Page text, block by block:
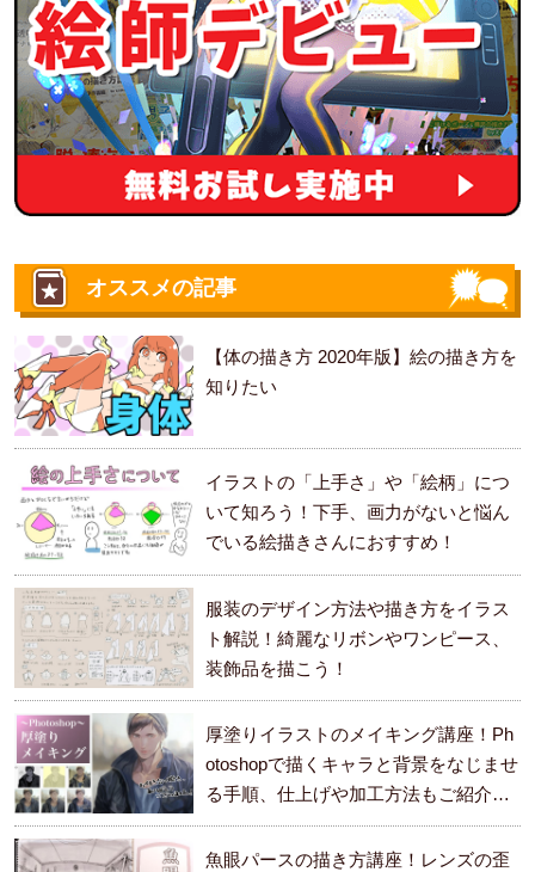
オススメの記事
【体の描き方 2020年版】絵の描き方を
知りたい
イラストの「上手さ」や「絵柄」につ
いて知ろう！下手、画力がないと悩ん
でいる絵描きさんにおすすめ！
服装のデザイン方法や描き方をイラス
ト解説！綺麗なリボンやワンピース、
装飾品を描こう！
厚塗りイラストのメイキング講座！Ph
otoshopで描くキャラと背景をなじませ
る手順、仕上げや加工方法もご紹介し
ます。
魚眼パースの描き方講座！レンズの歪